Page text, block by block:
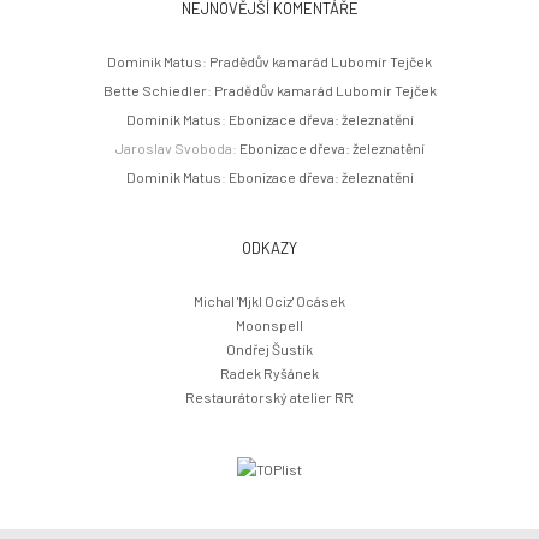
NEJNOVĚJŠÍ KOMENTÁŘE
Dominik Matus: Pradědův kamarád Lubomír Tejček
Bette Schiedler: Pradědův kamarád Lubomír Tejček
Dominik Matus: Ebonizace dřeva: železnatění
Jaroslav Svoboda: Ebonizace dřeva: železnatění
Dominik Matus: Ebonizace dřeva: železnatění
ODKAZY
Michal 'Mjkl Ociz' Ocásek
Moonspell
Ondřej Šustík
Radek Ryšánek
Restaurátorský atelier RR